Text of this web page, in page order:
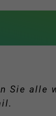
Sie alle